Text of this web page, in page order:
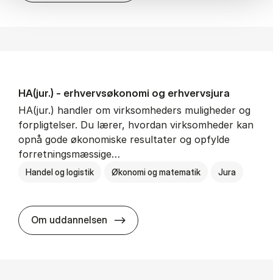
HA(jur.) - erhvervs­økonomi og erhvervs­jura
HA(jur.) handler om virksomheders muligheder og
forpligtelser. Du lærer, hvordan virksomheder kan
opnå gode økonomiske resultater og opfylde
forretningsmæssige…
Handel og logistik Økonomi og matematik Jura
Om uddannelsen HA(jur.) - erhvervs­økonomi og